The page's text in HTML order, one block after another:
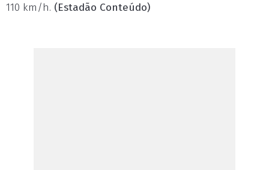
110 km/h. (Estadão Conteúdo)